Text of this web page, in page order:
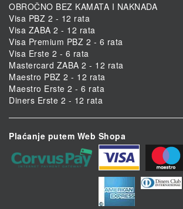
OBROČNO BEZ KAMATA I NAKNADA
Visa PBZ 2 - 12 rata
Visa ZABA 2 - 12 rata
Visa Premium PBZ 2 - 6 rata
Visa Erste 2 - 6 rata
Mastercard ZABA 2 - 12 rata
Maestro PBZ 2 - 12 rata
Maestro Erste 2 - 6 rata
Diners Erste 2 - 12 rata
Plaćanje putem Web Shopa